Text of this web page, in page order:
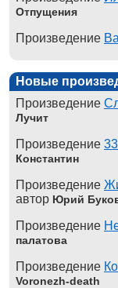
Отпущения
Произведение
Новые
Произведение
Лучит
Произведение
Константин
Произведение
автор Юрий
Произведение
палатова
Произведение
Voronezh-death